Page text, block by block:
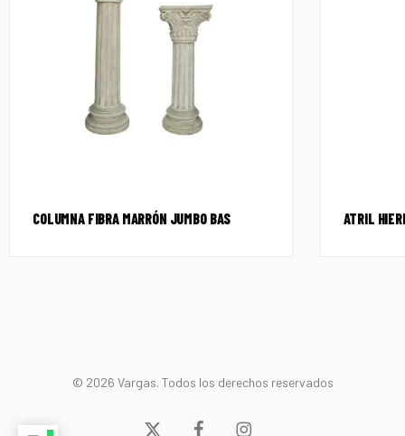
COLUMNA FIBRA MARRÓN JUMBO BAS ATRIL
© 2026 Vargas. Todos los derechos reservados
x- facebookinstagram